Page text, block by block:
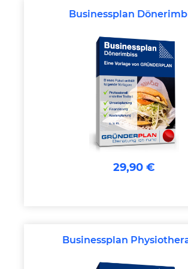
Businessplan
29,90 €
Businessplan